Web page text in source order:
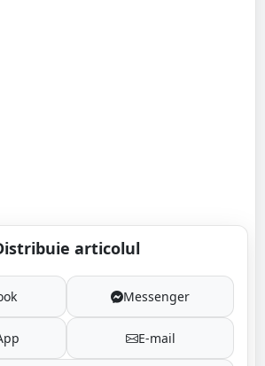
articolul
Messenger
E-mail